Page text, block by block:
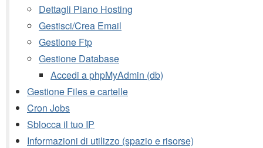
Dettagli Piano Hosting
Gestisci/Crea Email
Gestione Ftp
Gestione Database
Accedi a phpMyAdmin (db)
Gestione Files e cartelle
Cron Jobs
Sblocca il tuo IP
Informazioni di utilizzo (spazio e risorse)